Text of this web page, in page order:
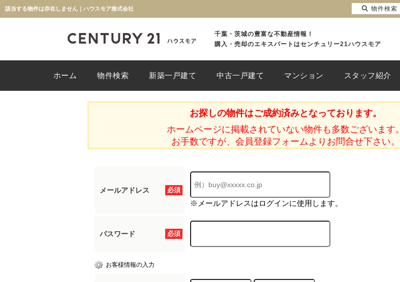
該当する物件は存在しません｜ハウスモア株式会社
千葉・茨城の豊富な不動産情報！
購入・売却のエキスパートはセンチュリー21ハウスモア
ホーム 物件検索 新築一戸建て 中古一戸建て マンション スタッフ紹介
お探しの物件はご成約済みとなっております。
ホームページに掲載されていない物件も多数ございます。
お手数ですが、会員登録フォームよりお問合せ下さい。
必須
メールアドレス
※メールアドレスはログインに使用します。
必須
パスワード
お客様情報の入力
物件検索